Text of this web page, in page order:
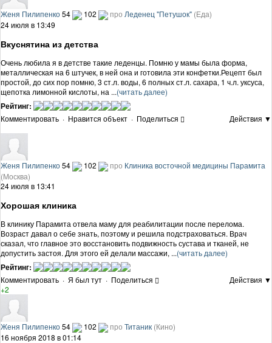
Женя Пилипенко54 102 про Леденец "Петушок" (Еда)
24 июля в 13:49
Вкуснятина из детства
Очень любила я в детстве такие леденцы. Помню у мамы была форма,
металлическая на 6 штучек, в ней она и готовила эти конфетки.Рецепт был
простой, до сих пор помню, 3 ст.л. воды, 6 полных ст.л. сахара, 1 ч.л. уксуса,
щепотка лимонной кислоты, на ...(читать далее)
Рейтинг:
Комментировать · Нравится объект · Поделиться Действия ▼
Женя Пилипенко54 102 про Клиника восточной медицины Парамита
(Москва)
24 июля в 13:41
Хорошая клиника
В клинику Парамита отвела маму для реабилитации после перелома.
Возраст давал о себе знать, поэтому и решила подстраховаться. Врач
сказал, что главное это восстановить подвижность сустава и тканей, не
допустить застоя. Для этого ей делали массажи, ...(читать далее)
Рейтинг:
Комментировать · Я был тут · Поделиться
Действия ▼
+2
Женя Пилипенко54 102 про Титаник (Кино)
16 ноября 2018 в 01:14